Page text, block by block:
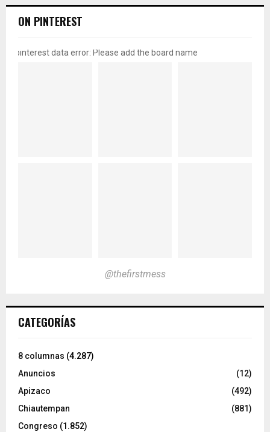
ON PINTEREST
pinterest data error: Please add the board name
@thefirstmess
CATEGORÍAS
8 columnas (4.287)
Anuncios
(12)
Apizaco
(492)
Chiautempan
(881)
Congreso (1.852)